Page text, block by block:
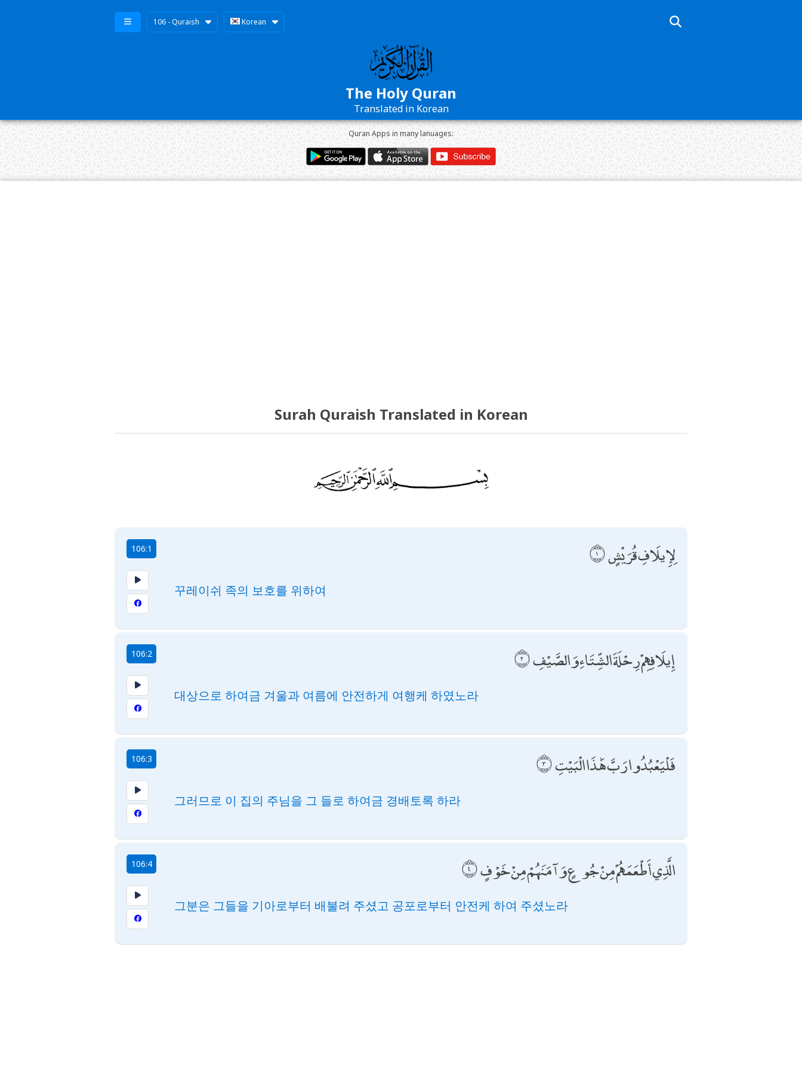
106 - Quraish Korean
The Holy Quran
Translated in Korean
Quran Apps in many lanuages:
Surah Quraish Translated in Korean
106:1 لِإِيلَافِ قُرَيْشٍ
꾸레이쉬 족의 보호를 위하여
106:2 إِيلَافِهِمْ رِحْلَةَ الشِّتَاءِ وَالصَّيْفِ
대상으로 하여금 겨울과 여름에 안전하게 여행케 하였노라
106:3 فَلْيَعْبُدُوا رَبَّ هَٰذَا الْبَيْتِ
그러므로 이 집의 주님을 그 들로 하여금 경배토록 하라
106:4 الَّذِي أَطْعَمَهُمْ مِنْ جُوعٍ وَآمَنَهُمْ مِنْ خَوْفٍ
그분은 그들을 기아로부터 배불려 주셨고 공포로부터 안전케 하여 주셨노라